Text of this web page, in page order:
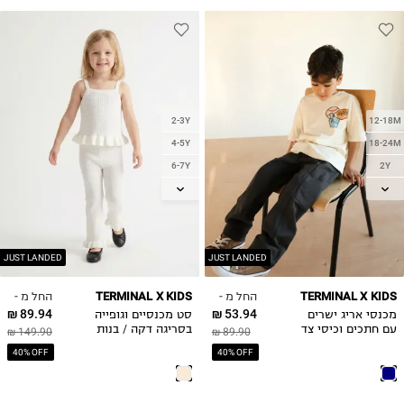
JUST LANDED
12-18M
18-24M
2Y
3Y
7Y
8Y
החל מ -
53.94 ₪
89.90 ₪
40% OFF
TERMINAL X KIDS
מכנסי אריג ישרים
עם חתכים וכיסי צד
JUST LANDED
2-3Y
4-5Y
6-7Y
8-9Y
החל מ -
89.94 ₪
149.90 ₪
40% OFF
TERMINAL X KIDS
סט מכנסיים וגופייה
בסריגה דקה / בנות